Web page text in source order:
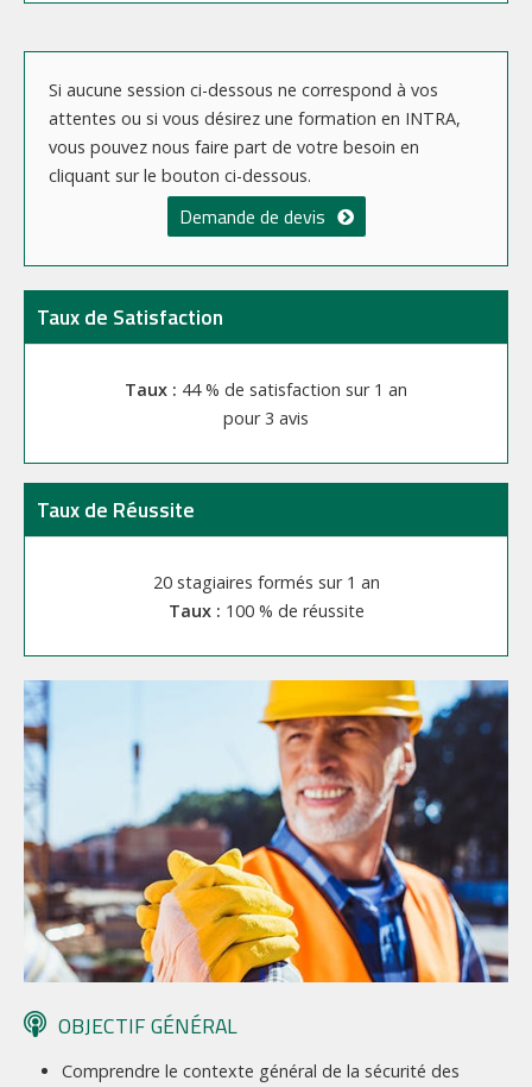
Si aucune session ci-dessous ne correspond à vos
attentes ou si vous désirez une formation en INTRA,
vous pouvez nous faire part de votre besoin en
cliquant sur le bouton ci-dessous.
Demande de devis
Taux de Satisfaction
44 % de satisfaction sur 1 an
3 avis
Taux de Réussite
20 stagiaires formés sur 1 an
100 % de réussite
OBJECTIF GÉNÉRAL
Comprendre le contexte général de la sécurité des